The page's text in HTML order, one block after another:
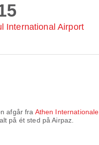
International Airport
afgår fra Athen Internationale
på ét sted på Airpaz.